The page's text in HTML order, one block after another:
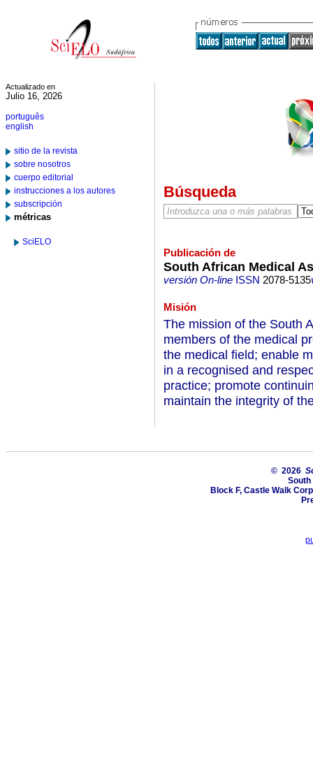
Actualizado en
Julio 16, 2026
português
english
sitio de la revista
sobre nosotros
cuerpo editorial
instrucciones a los autores
subscripción
métricas
SciELO
Búsqueda
Publicación de
South African Medical
versión On-lineISSN 2078-5135
Misión
The mission of the South
members of the medical
the medical field; enable
in a recognised and
practice; promote
maintain the integrity of
© 2026
Block F, Castle Walk